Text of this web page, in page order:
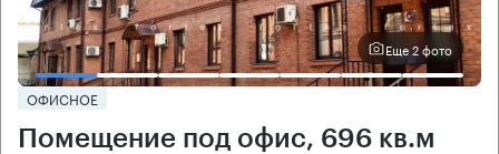
Еще 2 фото
ОФИСНОЕ
Помещение под офис, 696 кв.м